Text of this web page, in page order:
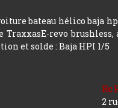
bateau hélico baja
revo
et solde : Baja HPI 1/5
Rc
2